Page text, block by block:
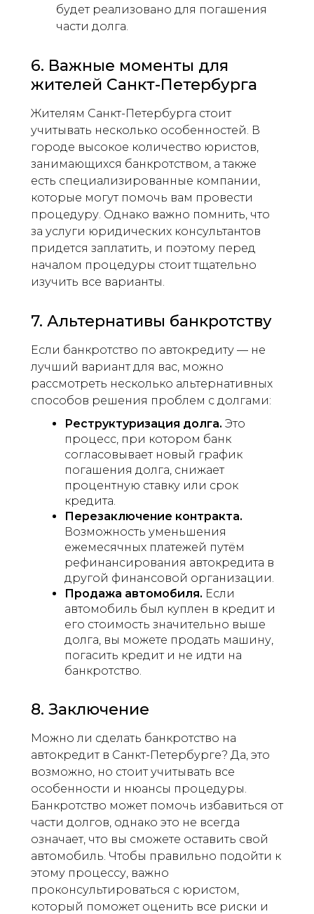
будет реализовано для погашения
части долга.
6. Важные моменты для
жителей Санкт-Петербурга
Жителям Санкт-Петербурга стоит
учитывать несколько особенностей. В
городе высокое количество юристов,
занимающихся банкротством, а также
есть специализированные компании,
которые могут помочь вам провести
процедуру. Однако важно помнить, что
за услуги юридических консультантов
придется заплатить, и поэтому перед
началом процедуры стоит тщательно
изучить все варианты.
7. Альтернативы банкротству
Если банкротство по автокредиту — не
лучший вариант для вас, можно
рассмотреть несколько альтернативных
способов решения проблем с долгами:
Реструктуризация долга. Это
процесс, при котором банк
согласовывает новый график
погашения долга, снижает
процентную ставку или срок
кредита.
Перезаключение контракта.
Возможность уменьшения
ежемесячных платежей путём
рефинансирования автокредита в
другой финансовой организации.
Продажа автомобиля. Если
автомобиль был куплен в кредит и
его стоимость значительно выше
долга, вы можете продать машину,
погасить кредит и не идти на
банкротство.
8. Заключение
Можно ли сделать банкротство на
автокредит в Санкт-Петербурге? Да, это
возможно, но стоит учитывать все
особенности и нюансы процедуры.
Банкротство может помочь избавиться от
части долгов, однако это не всегда
означает, что вы сможете оставить свой
автомобиль. Чтобы правильно подойти к
этому процессу, важно
проконсультироваться с юристом,
который поможет оценить все риски и